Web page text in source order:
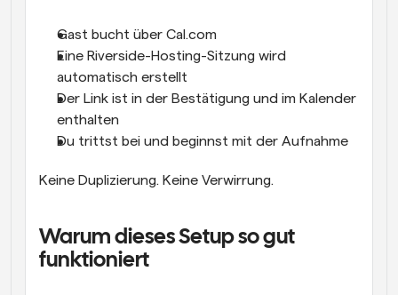
Gast bucht über Cal.com
Eine Riverside-Hosting-Sitzung wird
automatisch erstellt
Der Link ist in der Bestätigung und im Kalender
enthalten
Du trittst bei und beginnst mit der Aufnahme
Keine Duplizierung. Keine Verwirrung.
Warum dieses Setup so gut
funktioniert